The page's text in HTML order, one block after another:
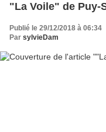
"La Voile" de Puy-
Publié le 29/12/2018 à 06:34
Par sylvieDam